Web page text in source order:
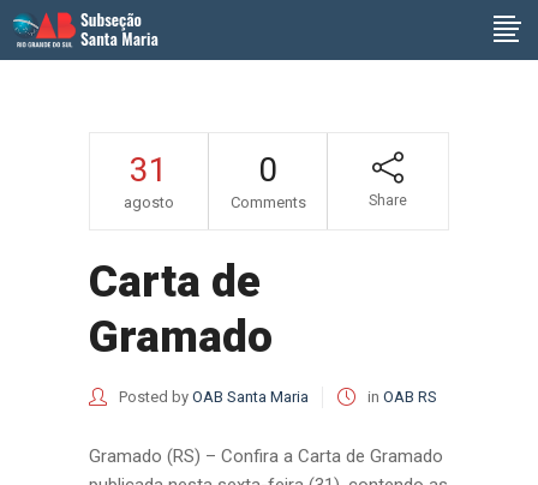
31
agosto
0
Comments Share
Carta de
Gramado
Posted by OAB Santa Maria in OAB RS
Gramado (RS) – Confira a Carta de Gramado